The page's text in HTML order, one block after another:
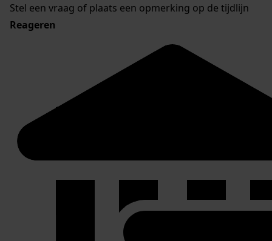
Stel een vraag of plaats een opmerking op de tijdlijn
Reageren